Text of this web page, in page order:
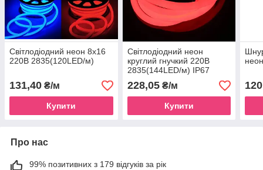
Світлодіодний неон 8x16
220В 2835(120LED/м)
131,40 ₴/м
Купити
Світлодіодний неон
круглий гнучкий 220В
2835(144LED/м) IP67
228,05₴/м
Купити
Про нас
99% позитивних з 179 відгуків за рік